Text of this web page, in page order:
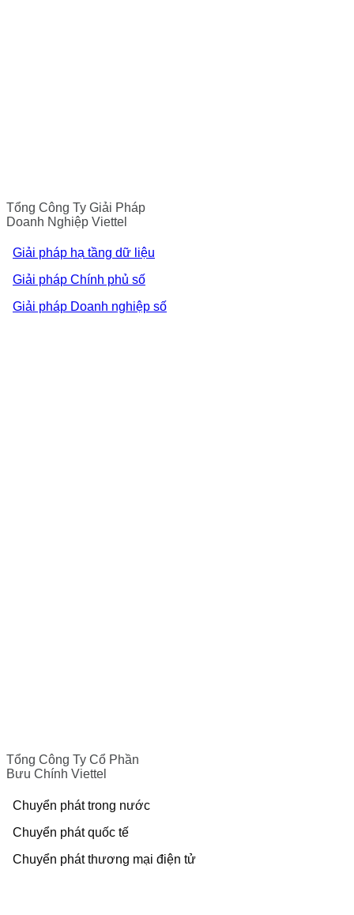
Tổng Công Ty Giải Pháp
Doanh Nghiệp Viettel
Giải pháp hạ tầng dữ liệu
Giải pháp Chính phủ số
Giải pháp Doanh nghiệp số
Tổng Công Ty Cổ Phần
Bưu Chính Viettel
Chuyển phát trong nước
Chuyển phát quốc tế
Chuyển phát thương mại điện tử